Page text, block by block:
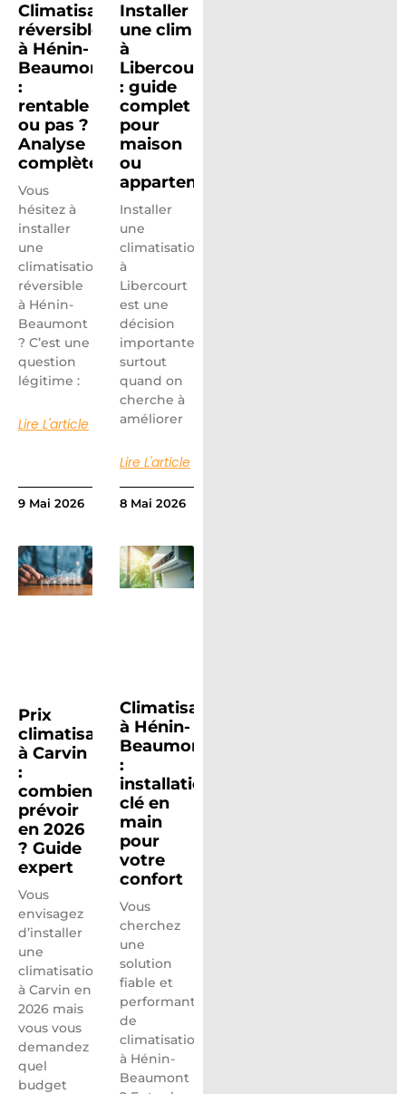
Climatisation
réversible
à Hénin-
Beaumont
:
rentable
ou pas ?
Analyse
complète
Vous
hésitez à
installer
une
climatisation
réversible
à Hénin-
Beaumont
? C’est une
question
légitime :
Lire L'article
9 Mai 2026
Installer
une clim
à
Libercourt
: guide
complet
pour
maison
ou
appartement
Installer
une
climatisation
à
Libercourt
est une
décision
importante,
surtout
quand on
cherche à
améliorer
Lire L'article
8 Mai 2026
Prix
climatisation
à Carvin
:
combien
prévoir
en 2026
? Guide
expert
Vous
envisagez
d’installer
une
climatisation
à Carvin en
2026 mais
vous vous
demandez
quel
budget
Climatisation
à Hénin-
Beaumont
:
installation
clé en
main
pour
votre
confort
Vous
cherchez
une
solution
fiable et
performante
de
climatisation
à Hénin-
Beaumont